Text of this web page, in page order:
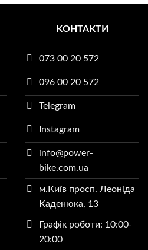
КОНТАКТИ
073 00 20 572
096 00 20 572
Telegram
Instagram
info@power-
bike.com.ua
м.Київ просп. Леоніда
Каденюка, 13
Графік роботи: 10:00-
20:00